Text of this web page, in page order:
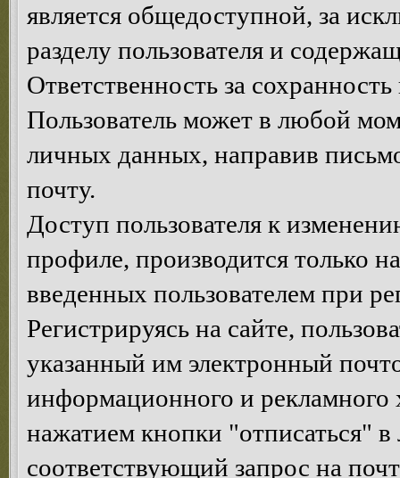
является общедоступной, за
разделу пользователя и
Ответственность за
Пользователь может в любой
личных данных, направив
почту.
Доступ пользователя к
профиле, производится только
введенных пользователем при
Регистрируясь на сайте,
указанный им электронный
информационного и рекламного
нажатием кнопки "отписаться"
соответствующий запрос на